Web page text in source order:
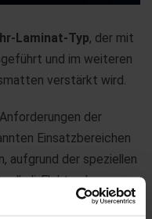
Laminat-Typ, der mit
und im weiteren
verstärkt wird.
der
Einsatzbereichen
aufgrund der speziellen
Elektroylse-